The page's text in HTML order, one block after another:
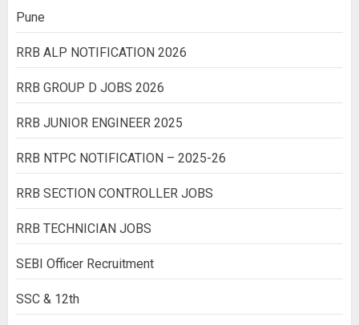
Pune
RRB ALP NOTIFICATION 2026
RRB GROUP D JOBS 2026
RRB JUNIOR ENGINEER 2025
RRB NTPC NOTIFICATION – 2025-26
RRB SECTION CONTROLLER JOBS
RRB TECHNICIAN JOBS
SEBI Officer Recruitment
SSC & 12th